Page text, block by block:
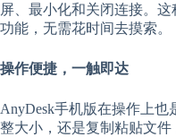
屏、最小化和关闭连接。
功能，无需花时间去摸索。
操作便捷，一触即达
AnyDesk手机版在操作上
整大小，还是复制粘贴文